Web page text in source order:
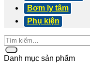
Bơm ly tâm
Phụ kiện
Danh mục sản phẩm